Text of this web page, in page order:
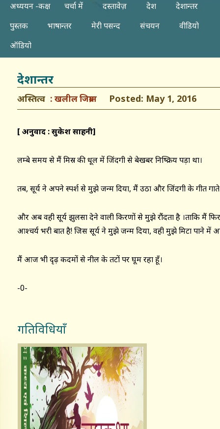
अध्ययन -कक्ष चर्चा में दस्तावेज़ देश
देशान्तर
पुस्तक
भाषान्तर मेरी पसन्द संचयन
वीडियो
ऑडियो
देशान्तर
अस्तित्व खलील जिब्रान Posted: May 1, 2016
[ अनुवाद : सुकेश साहनी]
लम्बे समय से मैं मिस्र की धूल में जिंदगी से बेखबर निष्क्रिय पड़ा था।
तब, सूर्य ने अपने स्पर्श से मुझे जन्म दिया, मैं उठा और जिंदगी के गीत
और अब वही सूर्य झुलसा देने वाली किरणों से मुझे रौंदता है ।ताकि मैं
आश्चर्य भरी बात है! जिस सूर्य ने मुझे जन्म दिया, वही मुझे मिटा पाने में
मैं आज भी दृढ़ कदमों से नील के तटों पर घूम रहा हूँ।
-0-
गतिविधियाँ